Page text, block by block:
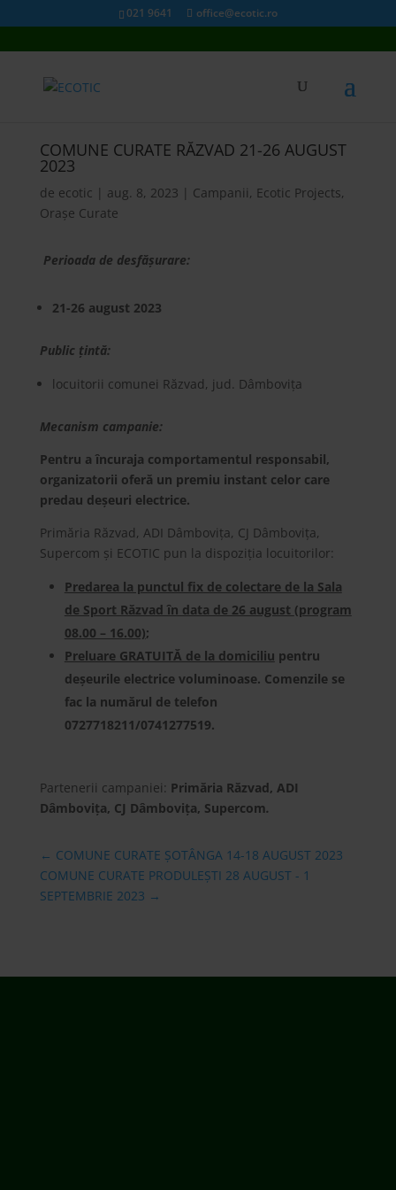
021 9641 office@ecotic.ro
COMUNE CURATE RĂZVAD 21-26 AUGUST
2023
de ecotic | aug. 8, 2023 | Campanii, Ecotic Projects,
Orașe Curate
Perioada de desfășurare:
21-26 august 2023
Public țintă:
locuitorii comunei Răzvad, jud. Dâmbovița
Mecanism campanie:
Pentru a încuraja comportamentul responsabil,
organizatorii oferă un premiu instant celor care
predau deșeuri electrice.
Primăria Răzvad, ADI Dâmbovița, CJ Dâmbovița,
Supercom și ECOTIC pun la dispoziția locuitorilor:
Predarea la punctul fix de colectare de la Sala
de Sport Răzvad în data de 26 august (program
08.00 – 16.00);
Preluare GRATUITĂ de la domiciliu pentru
deșeurile electrice voluminoase. Comenzile se
fac la numărul de telefon
0727718211/0741277519.
Partenerii campaniei: Primăria Răzvad, ADI
Dâmbovița, CJ Dâmbovița, Supercom.
← COMUNE CURATE ȘOTÂNGA 14-18 AUGUST 2023
COMUNE CURATE PRODULEȘTI 28 AUGUST - 1
SEPTEMBRIE 2023 →